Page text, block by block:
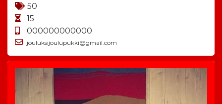
50
15
000000000000
jouluksijoulupukki@gmail.com